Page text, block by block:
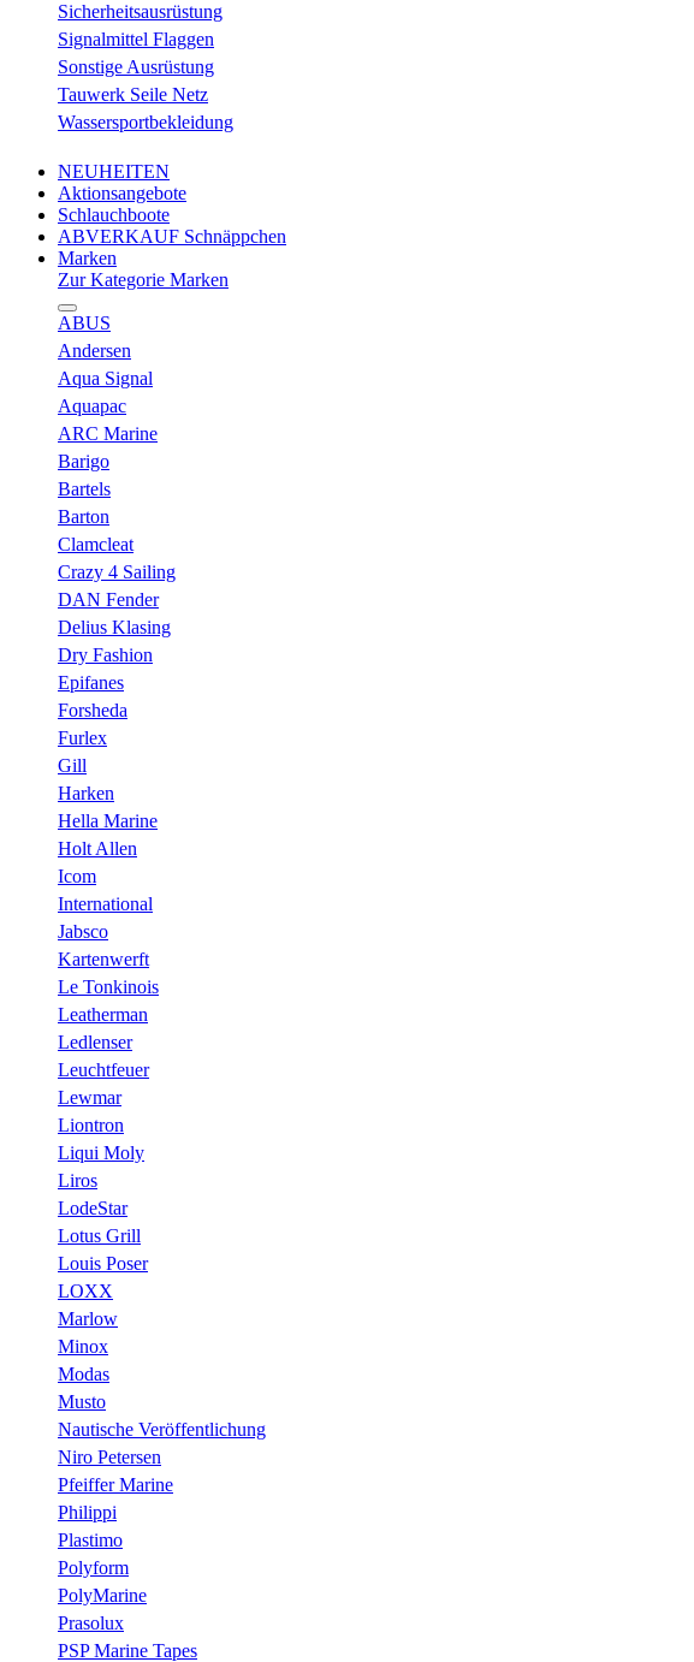
Sicherheitsausrüstung
Signalmittel Flaggen
Sonstige Ausrüstung
Tauwerk Seile Netz
Wassersportbekleidung
NEUHEITEN
Aktionsangebote
Schlauchboote
ABVERKAUF Schnäppchen
Marken
Zur Kategorie Marken
ABUS
Andersen
Aqua Signal
Aquapac
ARC Marine
Barigo
Bartels
Barton
Clamcleat
Crazy 4 Sailing
DAN Fender
Delius Klasing
Dry Fashion
Epifanes
Forsheda
Furlex
Gill
Harken
Hella Marine
Holt Allen
Icom
International
Jabsco
Kartenwerft
Le Tonkinois
Leatherman
Ledlenser
Leuchtfeuer
Lewmar
Liontron
Liqui Moly
Liros
LodeStar
Lotus Grill
Louis Poser
LOXX
Marlow
Minox
Modas
Musto
Nautische Veröffentlichung
Niro Petersen
Pfeiffer Marine
Philippi
Plastimo
Polyform
PolyMarine
Prasolux
PSP Marine Tapes